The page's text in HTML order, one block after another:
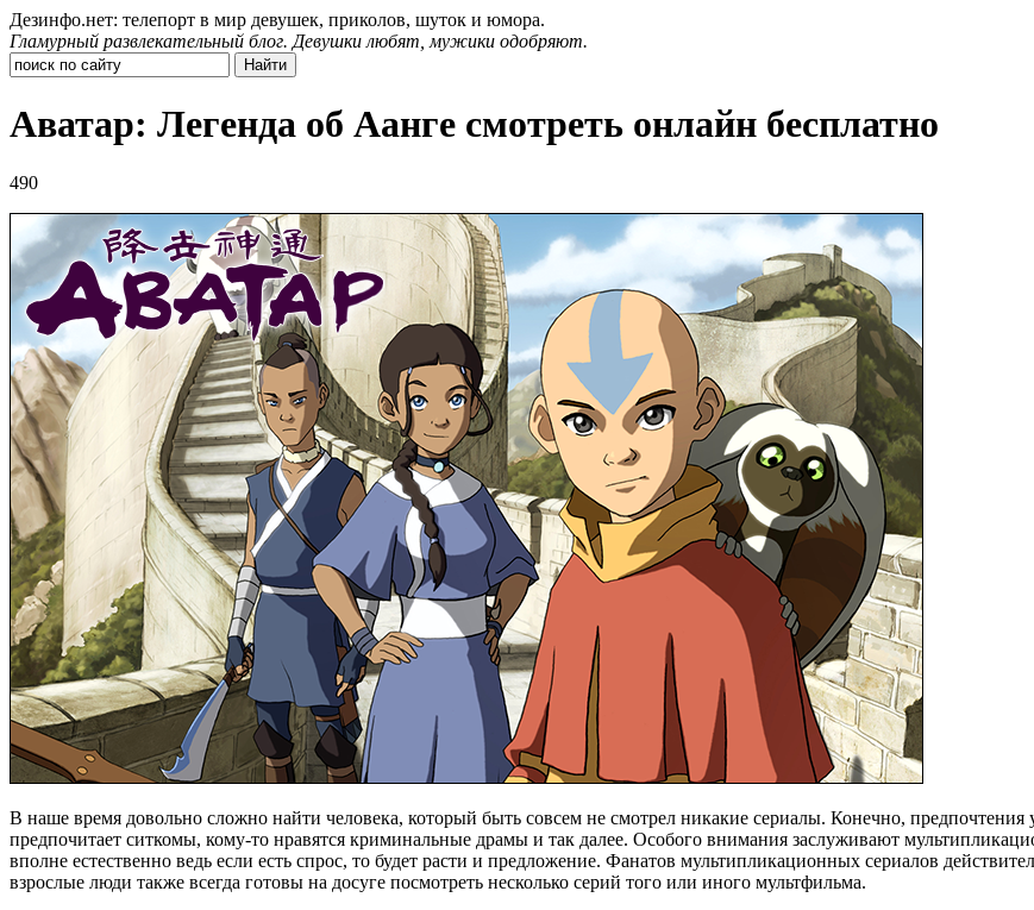
Дезинфо.нет: телепорт в мир девушек, приколов, шуток и юмора.
Гламурный развлекательный блог. Девушки любят, мужики одобряют.
Аватар: Легенда об Аанге смотреть онлайн бесплатно
490
В наше время довольно сложно найти человека, который быть совсем не смотрел никакие сериалы. Конечно, предпочтения
предпочитает ситкомы, кому-то нравятся криминальные драмы и так далее. Особого внимания заслуживают
вполне естественно ведь если есть спрос, то будет расти и предложение. Фанатов мультипликационных сериалов
взрослые люди также всегда готовы на досуге посмотреть несколько серий того или иного мультфильма.